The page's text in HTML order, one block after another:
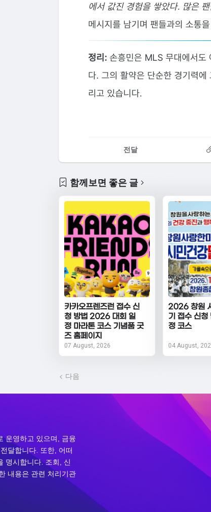
에서 값진 경험을 쌓았다. 많은
메시지를 남기며 팬들과의 소통
정리: 손흥민은 MLS 무대에서도
다. 그의 활약은 단순한 경기력
리고 있습니다.
전달
함께보면 좋은 글
카카오프렌즈런 접수 신
청 방법 2026 대회 일
정 마라톤 코스 기념품 굿
즈 홈페이지
07 August, 2026
2026 창원
기 접수 신청
정 코스
04 August,
다음
운영하고 있으며, 금융
달합니다. 또한, 어떠
명시합니다. 조회, 신
내용은 관련 처리기관